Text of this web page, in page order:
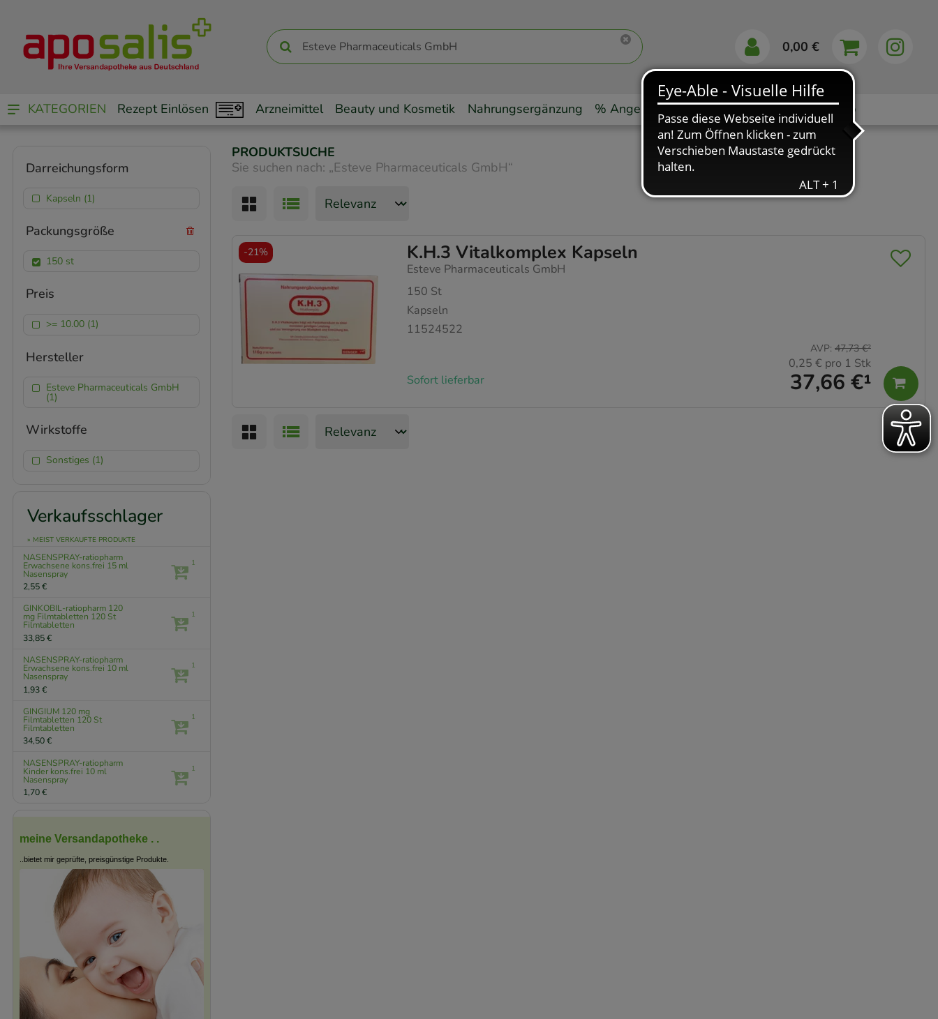
0,00 €
KATEGORIEN Rezept Einlösen Arzneimittel Beauty und Kosmetik Nahrungsergänzung % Angebote Markenshops Ratgeber App
PRODUKTSUCHE
Sie suchen nach: „Esteve Pharmaceuticals GmbH“
K.H.3 Vitalkomplex Kapseln
Esteve Pharmaceuticals GmbH
150 St
Kapseln
11524522
Sofort lieferbar 37,66 €¹
AVP: 47,73 €²
0,25 € pro 1 Stk
-21%
Darreichungsform
Kapseln (1)
Packungsgröße
150 st
Preis
>= 10.00 (1)
Hersteller
Esteve Pharmaceuticals GmbH
(1)
Wirkstoffe
Sonstiges (1)
Verkaufsschlager
» MEIST VERKAUFTE PRODUKTE
NASENSPRAY-ratiopharm
Erwachsene kons.frei 15 ml
Nasenspray
2,55 €
1
GINKOBIL-ratiopharm 120
mg Filmtabletten 120 St
Filmtabletten
33,85 €
1
NASENSPRAY-ratiopharm
Erwachsene kons.frei 10 ml
Nasenspray
1,93 €
1
GINGIUM 120 mg
Filmtabletten 120 St
Filmtabletten
34,50 €
1
NASENSPRAY-ratiopharm
Kinder kons.frei 10 ml
Nasenspray
1,70 €
1
meine Versandapotheke . .
..bietet mir geprüfte, preisgünstige Produkte.